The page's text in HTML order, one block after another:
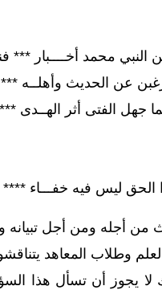
النبي محمد أخــــبار ***
عن الحديث وأهلــه ***
جهل الفتى أثر الهــدى
الحق ليس فيه خفـــاء
من أجله ومن أجل
وطلاب المعاهد
لا يجوز أن تسأل هذا